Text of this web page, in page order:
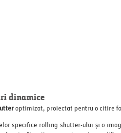
dinamice
optimizat, proiectat pentru o citire
specifice rolling shutter-ului și o